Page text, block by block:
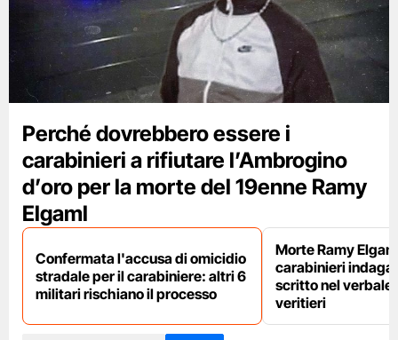
Perché dovrebbero essere i
carabinieri a rifiutare l’Ambrogino
d’oro per la morte del 19enne Ramy
Elgaml
Confermata l'accusa di omicidio
stradale per il carabiniere: altri 6
militari rischiano il processo
Morte Ramy
carabinieri
scritto nel verbale
veritieri